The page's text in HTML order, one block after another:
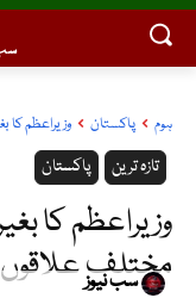
ہوم پاکستان وزیراعظم کا
پاکستان تازہ ترین
وزیراعظم کا
مختلف علاقوں
سب نیوز